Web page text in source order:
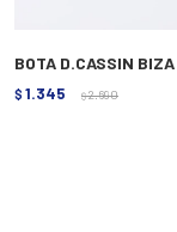
BOTA D.CASSIN
$ 1.345 $ 2.690